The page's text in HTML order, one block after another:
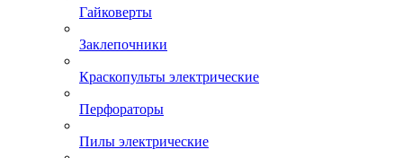
Гайковерты
Заклепочники
Краскопульты электрические
Перфораторы
Пилы электрические